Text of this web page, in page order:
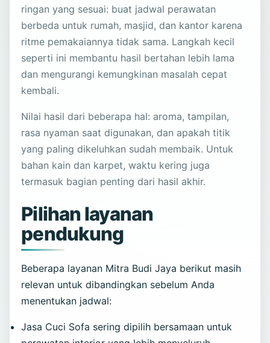
ringan yang sesuai: buat jadwal perawatan
berbeda untuk rumah, masjid, dan kantor karena
ritme pemakaiannya tidak sama. Langkah kecil
seperti ini membantu hasil bertahan lebih lama
dan mengurangi kemungkinan masalah cepat
kembali.
Nilai hasil dari beberapa hal: aroma, tampilan,
rasa nyaman saat digunakan, dan apakah titik
yang paling dikeluhkan sudah membaik. Untuk
bahan kain dan karpet, waktu kering juga
termasuk bagian penting dari hasil akhir.
Pilihan layanan
pendukung
Beberapa layanan Mitra Budi Jaya berikut masih
relevan untuk dibandingkan sebelum Anda
menentukan jadwal:
Jasa Cuci Sofa sering dipilih bersamaan untuk